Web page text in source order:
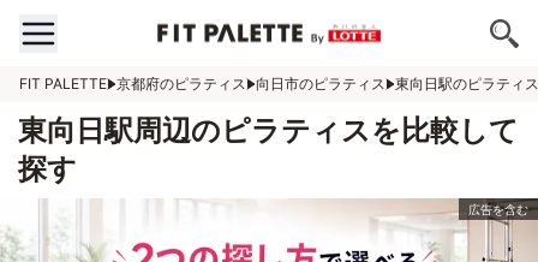
FIT PALETTE 京都府のピラティス 向日市のピラティス 東向日駅のピラティス
東向日駅周辺のピラティスを比較して
探す